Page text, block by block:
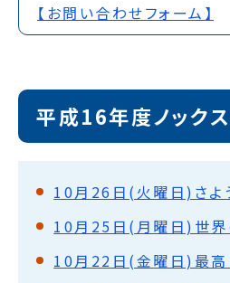
【お問い合わせフォーム】
平成16年度ノック